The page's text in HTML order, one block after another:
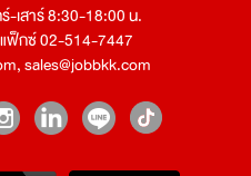
-เสาร์ 8:30-18:00 น.
ฟ็กซ์ 02-514-7447
,sales@jobbkk.com